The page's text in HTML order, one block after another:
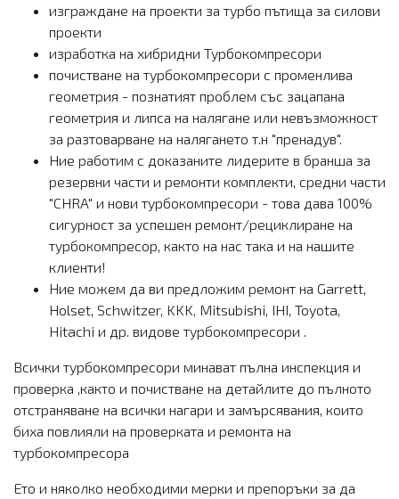
изграждане на проекти за турбо пътища за силови
проекти
изработка на хибридни Турбокомпресори
почистване на турбокомпресори с променлива
геометрия - познатият проблем със зацапана
геометрия и липса на налягане или невъзможност
за разтоварване на налягането т.н "пренадув".
Ние работим с доказаните лидерите в бранша за
резервни части и ремонти комплекти, средни части
"CHRA" и нови турбокомпресори - това дава 100%
сигурност за успешен ремонт/рециклиране на
турбокомпресор, както на нас така и на нашите
клиенти!
Ние можем да ви предложим ремонт на Garrett,
Holset, Schwitzer, KKK, Mitsubishi, IHI, Toyota,
Hitachi и др. видове турбокомпресори .
Всички турбокомпресори минават пълна инспекция и
проверка ,както и почистване на детайлите до пълното
отстраняване на всички нагари и замърсявания, които
биха повлияли на проверката и ремонта на
турбокомпресора
Ето и няколко необходими мерки и препоръки за да